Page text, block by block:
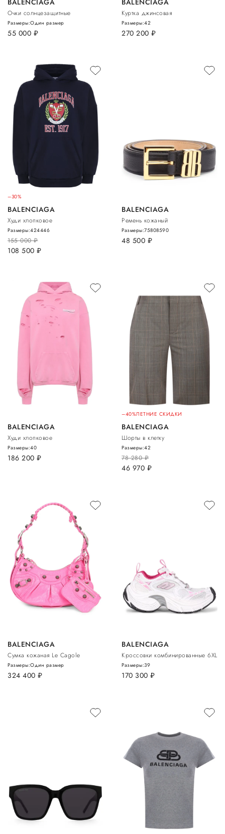
BALENCIAGA
Очки солнцезащитные
55 000 руб.
Размеры:Один размер
BALENCIAGA
Куртка джинсовая
270 200 руб.
Размеры:42
–30%
BALENCIAGA
Худи хлопковое
155 000руб.
108 500 руб.
Размеры:424446
BALENCIAGA
Ремень кожаный
48 500 руб.
Размеры:75808590
BALENCIAGA
Худи хлопковое
186 200 руб.
Размеры:40
–40%ЛЕТНИЕ СКИДКИ
BALENCIAGA
Шорты в клетку
78 280руб.
46 970 руб.
Размеры:42
BALENCIAGA
Сумка кожаная Le Cagole
324 400 руб.
Размеры:Один размер
BALENCIAGA
Кроссовки комбинированные 6XL
170 300 руб.
Размеры:39